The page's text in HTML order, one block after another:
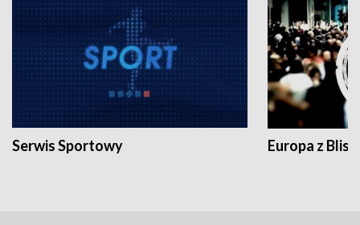
Serwis Sportowy Europa z